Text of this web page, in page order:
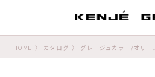
HOME カタログ グレージュカラー/オリ